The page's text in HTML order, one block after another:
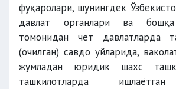
фуқаролари, шунингдек
давлат органлари ва бошқа
томонидан чет давлатларда
(очилган) савдо уйларида,
жумладан юридик шахс
ташкилотларда